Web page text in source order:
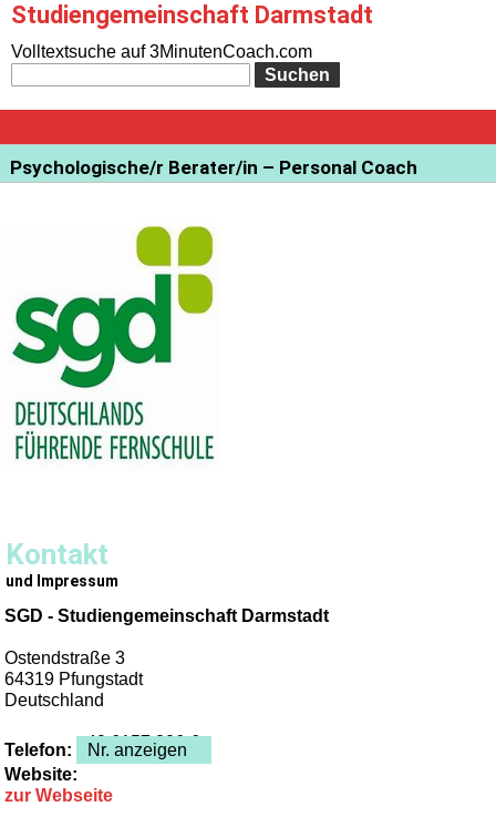
Studiengemeinschaft Darmstadt
Volltextsuche auf 3MinutenCoach.com
Psychologische/r Berater/in – Personal Coach
Kontakt
und Impressum
SGD - Studiengemeinschaft Darmstadt
Ostendstraße 3
64319 Pfungstadt
Deutschland
Telefon: +49 6157 806-6
Nr. anzeigen
Website:
zur Webseite